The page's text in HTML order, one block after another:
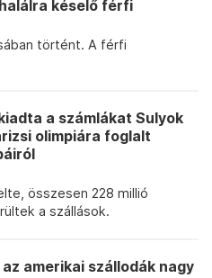
késelő férfi
történt. A férfi
a számlákat Sulyok
olimpiára foglalt
összesen 228 millió
a szállások.
amerikai szállodák nagy